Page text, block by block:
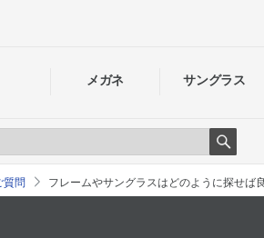
メガネ サングラス
Search
質問 フレームやサングラスはどのように探せば